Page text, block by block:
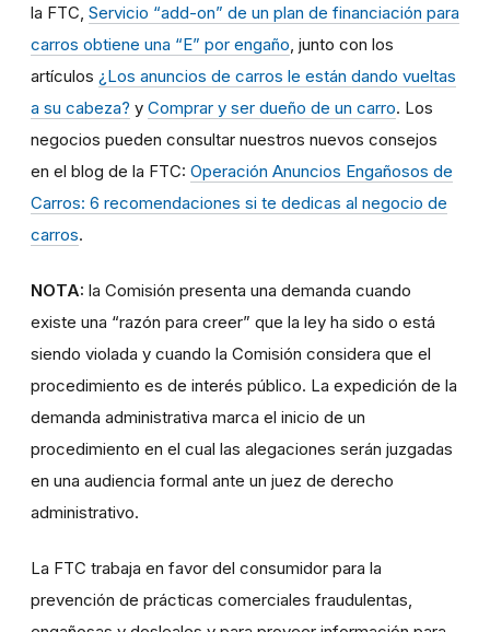
la FTC, Servicio “add-on” de un plan de financiación para
carros obtiene una “E” por engaño , junto con los
artículos ¿Los anuncios de carros le están dando vueltas
a su cabeza? y Comprar y ser dueño de un carro. Los
negocios pueden consultar nuestros nuevos consejos
en el blog de la FTC: Operación Anuncios Engañosos de
Carros: 6 recomendaciones si te dedicas al negocio de
carros.
NOTA: la Comisión presenta una demanda cuando
existe una “razón para creer” que la ley ha sido o está
siendo violada y cuando la Comisión considera que el
procedimiento es de interés público. La expedición de la
demanda administrativa marca el inicio de un
procedimiento en el cual las alegaciones serán juzgadas
en una audiencia formal ante un juez de derecho
administrativo.
La FTC trabaja en favor del consumidor para la
prevención de prácticas comerciales fraudulentas,